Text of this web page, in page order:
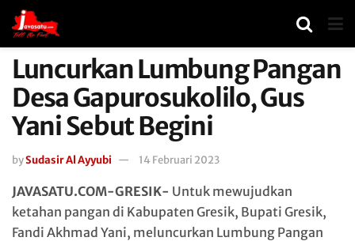
Luncurkan Lumbung Pangan
Desa Gapurosukolilo, Gus
Yani Sebut Begini
bySudasir Al Ayyubi 14 Februari 2023
JAVASATU.COM-GRESIK- Untuk mewujudkan
ketahan pangan di Kabupaten Gresik, Bupati Gresik,
Fandi Akhmad Yani, meluncurkan Lumbung Pangan